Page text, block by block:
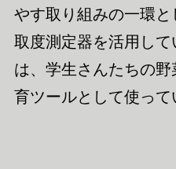
やす取り組みの一環と
取度測定器を活用して
は、学生さんたちの
育ツールとして使って